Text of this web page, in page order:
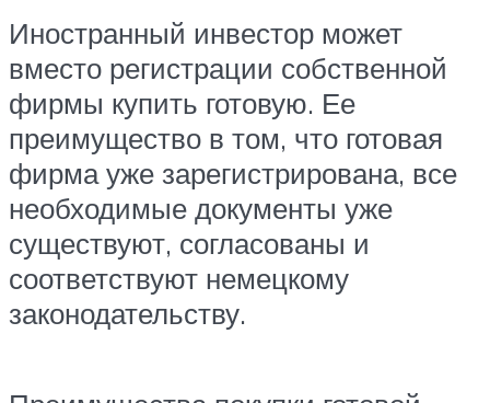
Иностранный инвестор может
вместо регистрации собственной
фирмы купить готовую. Ее
преимущество в том, что готовая
фирма уже зарегистрирована, все
необходимые документы уже
существуют, согласованы и
соответствуют немецкому
законодательству.